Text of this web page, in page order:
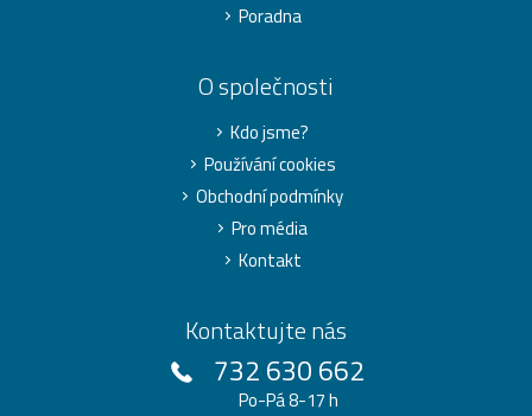
Poradna
O společnosti
Kdo jsme?
Používání cookies
Obchodní podmínky
Pro média
Kontakt
Kontaktujte nás
732 630 662
Po-Pá 8-17 h